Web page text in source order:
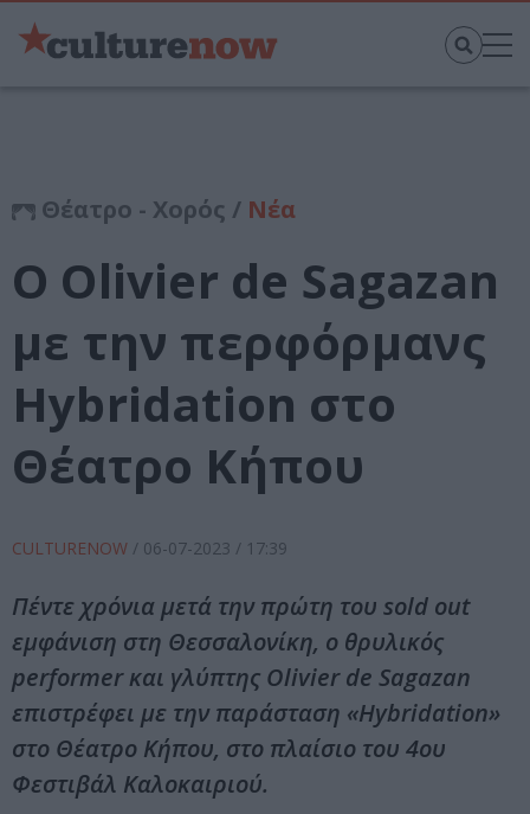
Θέατρο - Χορός / Νέα
Ο Olivier de Sagazan
με την περφόρμανς
Hybridation στο
Θέατρο Κήπου
CULTURENOW / 06-07-2023 / 17:39
Πέντε χρόνια μετά την πρώτη του sold out
εμφάνιση στη Θεσσαλονίκη, ο θρυλικός
performer και γλύπτης Olivier de Sagazan
επιστρέφει με την παράσταση «Hybridation»
στο Θέατρο Κήπου, στο πλαίσιο του 4ου
Φεστιβάλ Καλοκαιριού.